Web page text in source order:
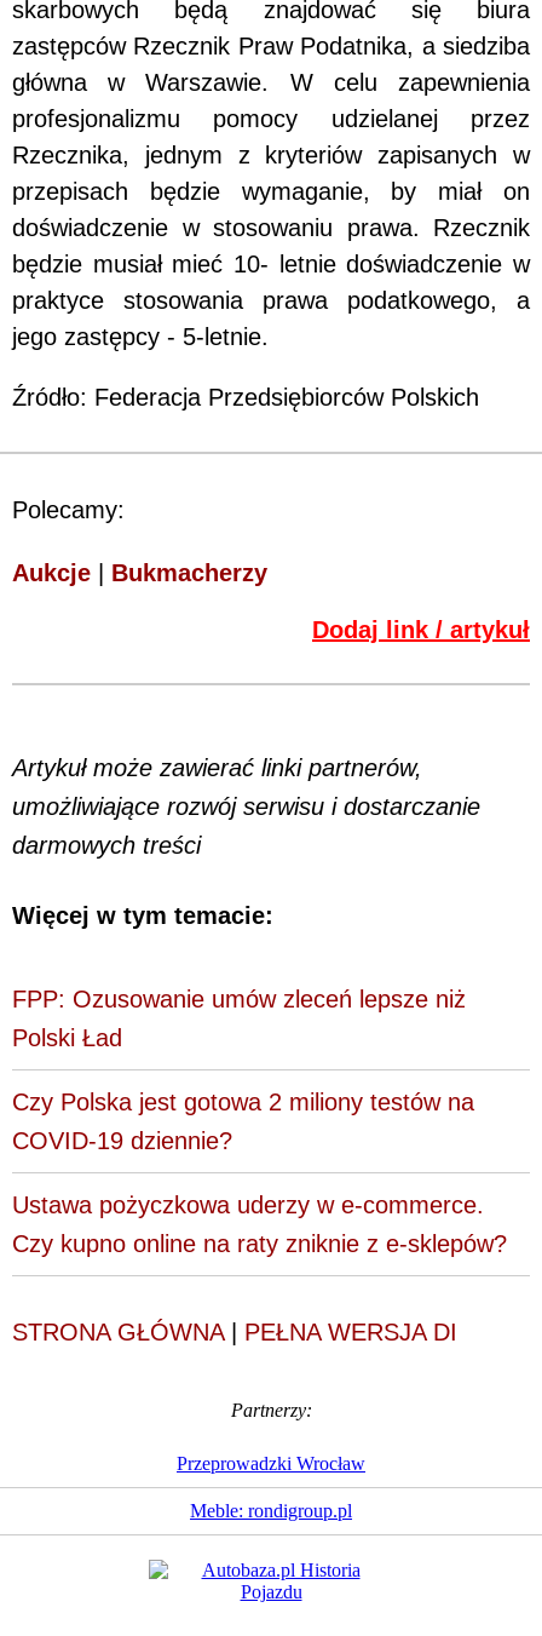
skarbowych będą znajdować się biura
zastępców Rzecznik Praw Podatnika, a siedziba
główna w Warszawie. W celu zapewnienia
profesjonalizmu pomocy udzielanej przez
Rzecznika, jednym z kryteriów zapisanych w
przepisach będzie wymaganie, by miał on
doświadczenie w stosowaniu prawa. Rzecznik
będzie musiał mieć 10- letnie doświadczenie w
praktyce stosowania prawa podatkowego, a
jego zastępcy - 5-letnie.
Źródło: Federacja Przedsiębiorców Polskich
Polecamy:
Aukcje Bukmacherzy
Dodaj link / artykuł
Artykuł może zawierać linki partnerów,
umożliwiające rozwój serwisu i dostarczanie
darmowych treści
Więcej w tym temacie:
FPP: Ozusowanie umów zleceń lepsze niż
Polski Ład
Czy Polska jest gotowa 2 miliony testów na
COVID-19 dziennie?
Ustawa pożyczkowa uderzy w e-commerce.
Czy kupno online na raty zniknie z e-sklepów?
STRONA GŁÓWNA| PEŁNA WERSJA DI
Partnerzy:
Przeprowadzki Wrocław
Meble: rondigroup.pl